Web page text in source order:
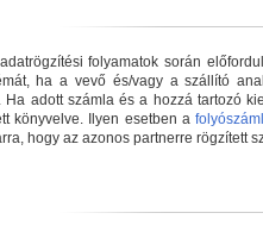
folyamatok során
ha a vevő és/vagy a szállító
. Ha adott számla és a hozzá tartozó
könyvelve. Ilyen esetben a
hogy az azonos partnerre rögzített